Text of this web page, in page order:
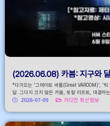
(2026.06.08) 카붐: 지구와
*다가오는 '그레이트 바룸(Great VAROOM)', '
달. 그다지 크지 않은 카붐, 토랄 리프트, 대결하
2026-07-09
가디언 최신정보